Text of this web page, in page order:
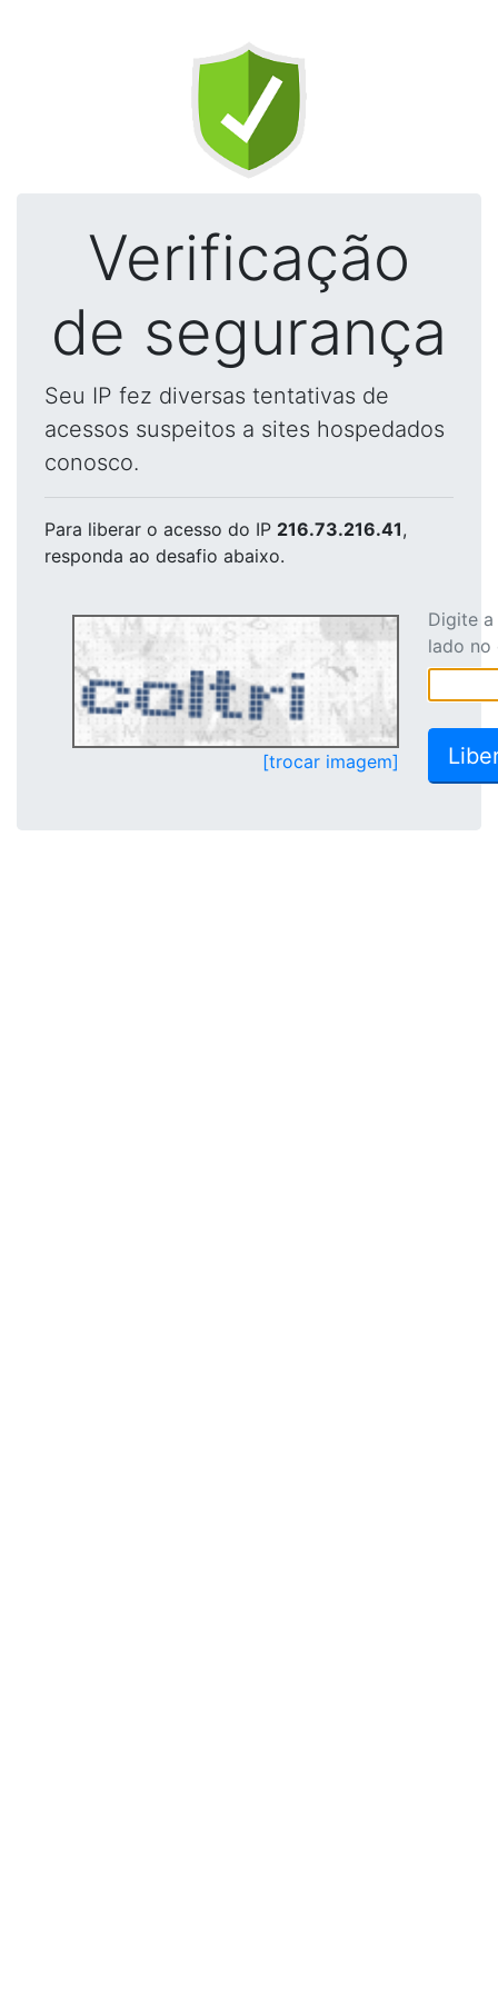
Verificação
de segurança
Seu IP fez diversas tentativas de
acessos suspeitos a sites hospedados
conosco.
Para liberar o acesso do IP 216.73.216.41,
responda ao desafio abaixo.
[trocar imagem]
Digite
lado no